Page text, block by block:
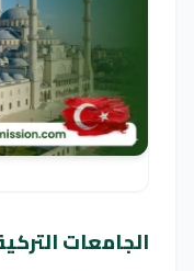
الجامعات التركية